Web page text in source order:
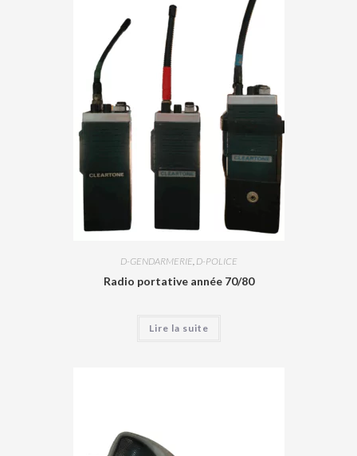
D-GENDARMERIE D-POLICE
Radio portative année 70/80
Lire la suite